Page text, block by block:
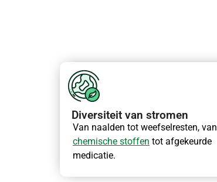
Diversiteit van stromen
Van naalden tot weefselresten, van
chemische stoffen tot afgekeurde
medicatie.